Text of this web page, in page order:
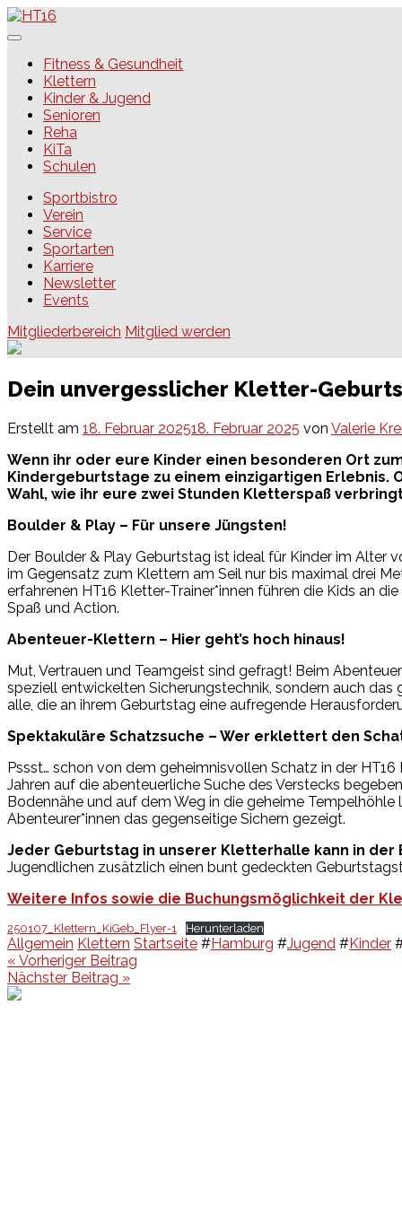
Skip
to
HT16Fitness & Gesundheit
Klettern
Kinder & Jugend
Senioren
Reha
KiTa
Schulen
Sportbistro
Verein
Service
Sportarten
Karriere
Newsletter
Events
Mitgliederbereich Mitglied werden
Dein unvergesslicher Kletter-
Erstellt am 18. Februar 202518. Februar 2025 von Valerie
Wenn ihr oder eure Kinder einen besonderen Ort
Kindergeburtstage zu einem einzigartigen Erlebnis.
Wahl, wie ihr eure zwei Stunden Kletterspaß
Boulder & Play – Für unsere Jüngsten!
Der Boulder & Play Geburtstag ist ideal für Kinder im Alter
im Gegensatz zum Klettern am Seil nur bis maximal drei
erfahrenen HT16 Kletter-Trainer*innen führen die Kids an
Spaß und Action.
Abenteuer-Klettern – Hier geht’s hoch hinaus!
Mut, Vertrauen und Teamgeist sind gefragt! Beim
speziell entwickelten Sicherungstechnik, sondern auch das
alle, die an ihrem Geburtstag eine aufregende
Spektakuläre Schatzsuche – Wer erklettert den
Pssst… schon von dem geheimnisvollen Schatz in der
Jahren auf die abenteuerliche Suche des Verstecks
Bodennähe und auf dem Weg in die geheime
Abenteurer*innen das gegenseitige Sichern gezeigt.
Jeder Geburtstag in unserer Kletterhalle kann in der
Jugendlichen zusätzlich einen bunt gedeckten
Weitere Infos sowie die Buchungsmöglichkeit der
250107_Klettern_KiGeb_Flyer-1 Herunterladen
Allgemein Klettern Startseite #Hamburg #Jugend #Kinder
Beitragsnavigation
« Vorheriger Beitrag
Nächster Beitrag »